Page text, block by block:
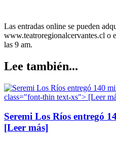
Las entradas online se pueden
www.teatroregionalcervantes.cl o
las 9 am.
Lee también...
Seremi Los Ríos entregó
[Leer más]